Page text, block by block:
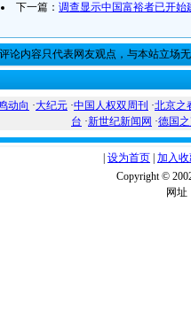
下一篇： 调查显示中国富裕者已开始
评论内容只代表网友观点，与本站立场
动向 ·大纪元 ·中国人权双周刊 ·北京之
台 ·新世纪新闻网 ·德国
设为首页 加入
Copyright ©
网址